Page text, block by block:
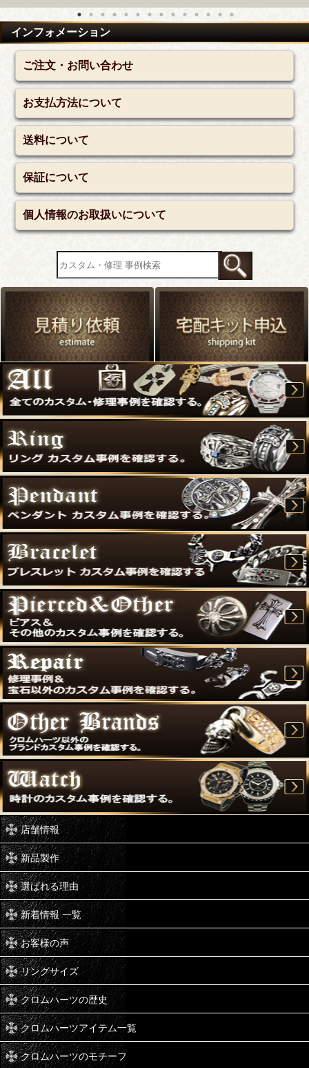
インフォメーション
ご注文・お問い合わせ
お支払方法について
送料について
保証について
個人情報のお取扱いについて
店舗情報
新品製作
選ばれる理由
新着情報 一覧
お客様の声
リングサイズ
クロムハーツの歴史
クロムハーツアイテム一覧
クロムハーツのモチーフ